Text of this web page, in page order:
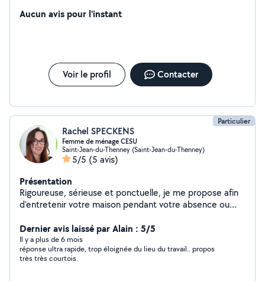
Aucun avis pour l'instant
Voir le profil Contacter
Particulier
Rachel SPECKENS
Femme de ménage CESU
Saint-Jean-du-Thenney (Saint-Jean-du-Thenney)
5/5 (5 avis)
Présentation
Rigoureuse, sérieuse et ponctuelle, je me propose afin
d'entretenir votre maison pendant votre absence ou
pas un problème étant passionnée d'animaux. Je
fonctionne maintenant en CESU (plus en auto-
entreprise).
Dernier avis laissé par Alain : 5/5
Il y a plus de 6 mois
réponse ultra rapide, trop éloignée du lieu du travail.. propos
très très courtois.